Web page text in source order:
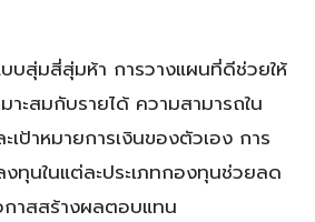
บสุ่มสี่สุ่มห้า การวางแผนที่ดีช่วยให้
ะสมกับรายได้ ความสามารถใน
เป้าหมายการเงินของตัวเอง การ
งทุนในแต่ละประเภทกองทุนช่วยลด
กาสสร้างผลตอบแทน